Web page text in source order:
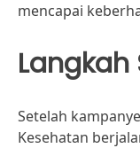
mencapai
Setelah
Kesehatan